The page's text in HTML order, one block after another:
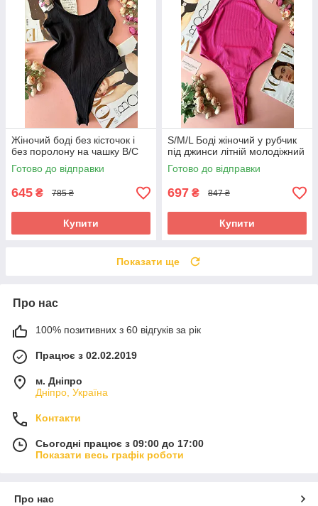
Жіночий боді без кісточок і
без поролону на чашку В/С
Готово до відправки
645 ₴ 785 ₴
Купити
S/M/L Боді жіночий у рубчик
під джинси літній молодіжний
Готово до відправки
697 ₴ 847 ₴
Купити
Показати ще
Про нас
100% позитивних з 60 відгуків за рік
Працює з 02.02.2019
м. Дніпро
Дніпро, Україна
Контакти
Сьогодні працює з 09:00 до 17:00
Показати весь графік роботи
Про нас